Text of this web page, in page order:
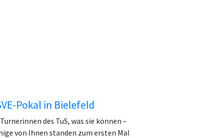
Pokal in Bielefeld
des TuS, was sie können –
von Ihnen standen zum ersten Mal